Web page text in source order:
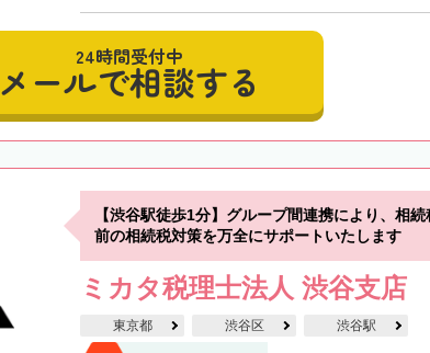
24時間受付中
メールで相談する
【渋谷駅徒歩1分】グループ間連携により、相
前の相続税対策を万全にサポートいたします
ミカタ税理士法人 渋谷支店
東京都 渋谷区 渋谷駅